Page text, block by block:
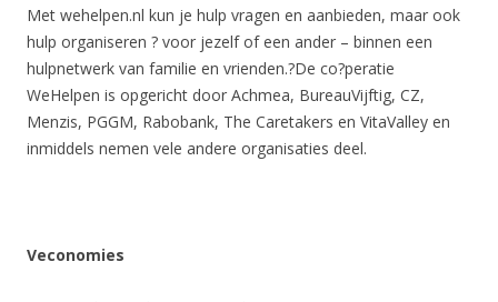
Met wehelpen.nl kun je hulp vragen en aanbieden, maar ook
hulp organiseren ? voor jezelf of een ander – binnen een
hulpnetwerk van familie en vrienden.?De co?peratie
WeHelpen is opgericht door Achmea, BureauVijftig, CZ,
Menzis, PGGM, Rabobank, The Caretakers en VitaValley en
inmiddels nemen vele andere organisaties deel.
Veconomies